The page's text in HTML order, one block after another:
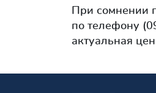
При сомнении
по телефону
актуальная